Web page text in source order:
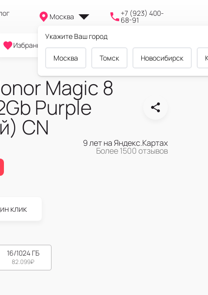
Москва
Укажите Ваш город
Москва Томск Новосибирск
+7 (923) 400-
68-91
0
Избранное Cравнение Корзина
Magic 8
Purple
CN
9 лет на Яндекс.Картах
Более 1500 отзывов
клик
16/1024 ГБ
82.099₽